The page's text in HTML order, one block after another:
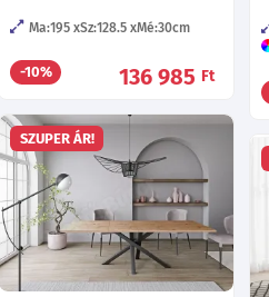
Ma:195 Sz:128.5 Mé:30cm
-10% 136 985 Ft
SZUPER ÁR!